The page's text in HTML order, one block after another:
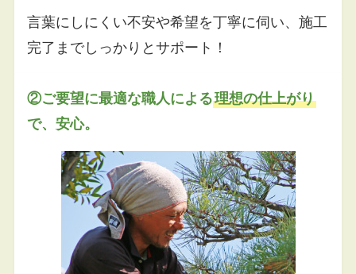
言葉にしにくい不安や希望を丁寧に伺い、施工
完了までしっかりとサポート！
②ご要望に最適な職人による理想の仕上がり
で、安心。